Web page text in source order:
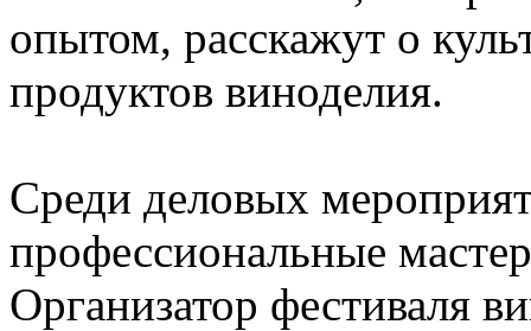
опытом, расскажут о
продуктов виноделия.
Среди деловых
профессиональные
Организатор фестиваля